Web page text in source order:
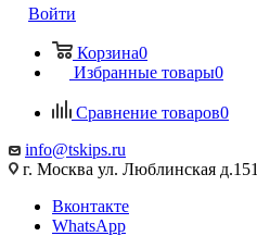
Войти
Корзина0
Избранные товары0
Сравнение товаров0
info@tskips.ru
г. Москва ул. Люблинская д.151
Вконтакте
WhatsApp